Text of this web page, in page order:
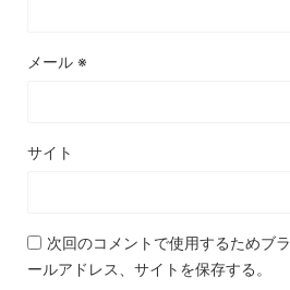
メール ※
サイト
次回のコメントで使用するためブ
ールアドレス、サイトを保存する。